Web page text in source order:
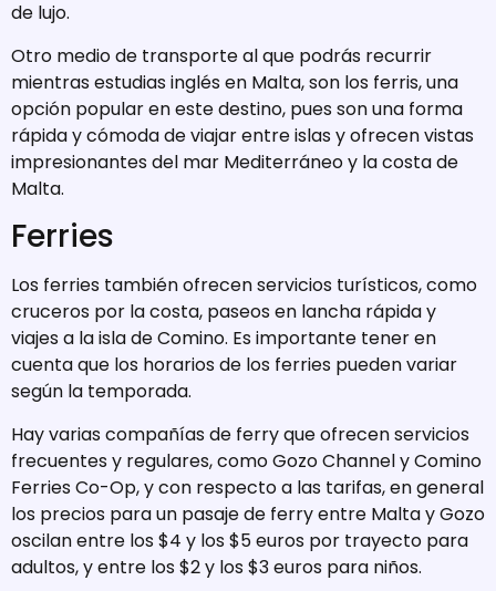
de lujo.
Otro medio de transporte al que podrás recurrir
mientras estudias inglés en Malta, son los ferris, una
opción popular en este destino, pues son una forma
rápida y cómoda de viajar entre islas y ofrecen vistas
impresionantes del mar Mediterráneo y la costa de
Malta.
Ferries
Los ferries también ofrecen servicios turísticos, como
cruceros por la costa, paseos en lancha rápida y
viajes a la isla de Comino. Es importante tener en
cuenta que los horarios de los ferries pueden variar
según la temporada.
Hay varias compañías de ferry que ofrecen servicios
frecuentes y regulares, como Gozo Channel y Comino
Ferries Co-Op, y con respecto a las tarifas, en general
los precios para un pasaje de ferry entre Malta y Gozo
oscilan entre los $4 y los $5 euros por trayecto para
adultos, y entre los $2 y los $3 euros para niños.